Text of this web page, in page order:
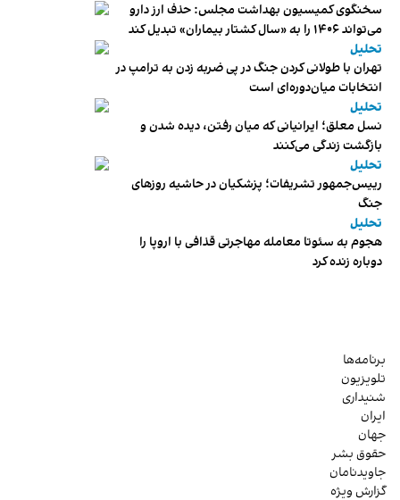
سخنگوی کمیسیون بهداشت مجلس: حذف ارز دارو
می‌تواند ۱۴۰۶ را به «سال کشتار بیماران» تبدیل کند
تحلیل
تهران با طولانی کردن جنگ در پی ضربه زدن به ترامپ در
انتخابات میان‌دوره‌ای است
تحلیل
نسل معلق؛ ایرانیانی که میان رفتن، دیده شدن و
بازگشت زندگی می‌کنند
تحلیل
رییس‌جمهور تشریفات؛ پزشکیان در حاشیه روزهای
جنگ
تحلیل
هجوم به سئوتا معامله مهاجرتی قذافی با اروپا را
دوباره زنده کرد
برنامه‌ها
تلویزیون
شنیداری
ایران
جهان
حقوق بشر
جاویدنامان
گزارش ویژه